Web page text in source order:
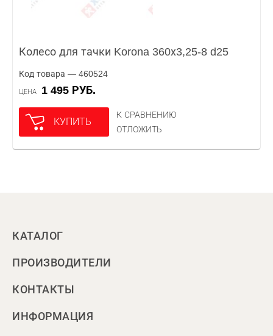
Колесо для тачки Korona 360х3,25-8 d25
Код товара — 460524
ЦЕНА 1 495 РУБ.
КУПИТЬ
К СРАВНЕНИЮ
ОТЛОЖИТЬ
КАТАЛОГ
ПРОИЗВОДИТЕЛИ
КОНТАКТЫ
ИНФОРМАЦИЯ